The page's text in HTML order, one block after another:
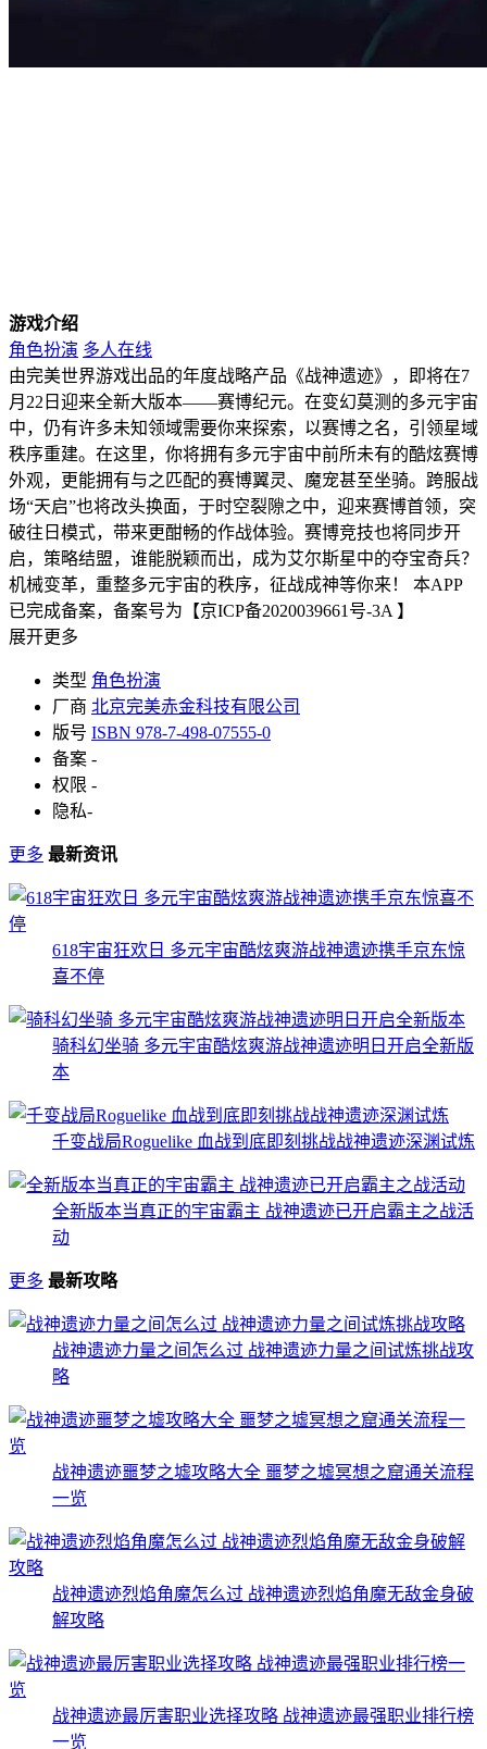
游戏介绍
角色扮演 多人在线
由完美世界游戏出品的年度战略产品《战神遗迹》，即将在7
月22日迎来全新大版本——赛博纪元。在变幻莫测的多元宇宙
中，仍有许多未知领域需要你来探索，以赛博之名，引领星域
秩序重建。在这里，你将拥有多元宇宙中前所未有的酷炫赛博
外观，更能拥有与之匹配的赛博翼灵、魔宠甚至坐骑。跨服战
场“天启”也将改头换面，于时空裂隙之中，迎来赛博首领，突
破往日模式，带来更酣畅的作战体验。赛博竞技也将同步开
启，策略结盟，谁能脱颖而出，成为艾尔斯星中的夺宝奇兵？
机械变革，重整多元宇宙的秩序，征战成神等你来！ 本APP
已完成备案，备案号为【京ICP备2020039661号-3A 】
展开更多
类型 角色扮演
厂商 北京完美赤金科技有限公司
版号 ISBN 978-7-498-07555-0
备案 -
权限 -
隐私-
更多 最新资讯
618宇宙狂欢日 多元宇宙酷炫爽游战神遗迹携手京东惊
喜不停
骑科幻坐骑 多元宇宙酷炫爽游战神遗迹明日开启全新版
本
千变战局Roguelike 血战到底即刻挑战战神遗迹深渊试炼
全新版本当真正的宇宙霸主 战神遗迹已开启霸主之战活
动
更多 最新攻略
战神遗迹力量之间怎么过 战神遗迹力量之间试炼挑战攻
略
战神遗迹噩梦之墟攻略大全 噩梦之墟冥想之窟通关流程
一览
战神遗迹烈焰角魔怎么过 战神遗迹烈焰角魔无敌金身破
解攻略
战神遗迹最厉害职业选择攻略 战神遗迹最强职业排行榜
一览